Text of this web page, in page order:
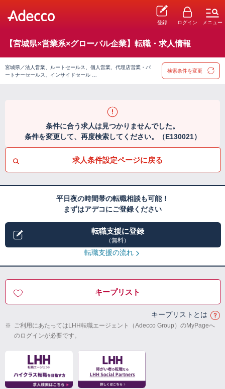
登録 ログイン メニュー
【宮城県×営業系×グローバル企業】転職・求人情報
宮城県／法人営業、ルートセールス、個人営業、代理店営業・パ
ートナーセールス、インサイドセール …
検索条件を変更
条件に合う求人は見つかりませんでした。
条件を変更して、再度検索してください。（E130021）
求人条件設定ページに戻る
平日夜の時間帯の転職相談も可能！
まずはアデコにご登録ください
転職支援に登録
（無料）
転職支援の流れ
キープリスト
キープリストとは
※ ご利用にあたってはLHH転職エージェント（Adecco Group）のMyPageへ
のログインが必要です。